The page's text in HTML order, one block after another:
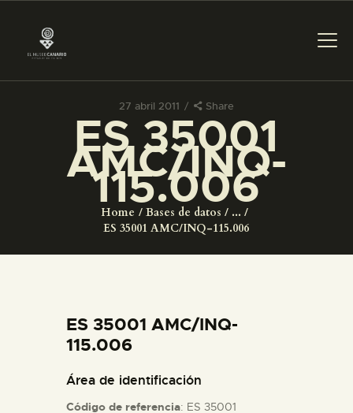
27 abril 2011 Share
ES 35001
AMC/INQ-
115.006
Home Bases de datos
...
ES 35001 AMC/INQ-115.006
PREPARAR LA VISITA
ACTIVIDADES
COLECCIONES
ES 35001 AMC/INQ-
115.006
Área de identificación
Código de referencia: ES 35001